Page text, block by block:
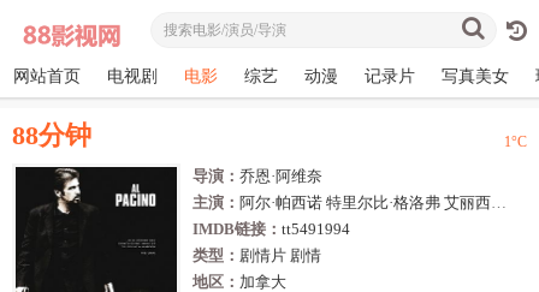
网站首页 电视剧 电影 综艺 动漫 记录片 写真美女
88分钟
导演： 乔恩·阿维奈
主演： 阿尔·帕西诺 特里尔比·格洛弗 艾丽西亚·维特
IMDB链接： tt5491994
类型： 剧情片 剧情
地区： 加拿大
1°C